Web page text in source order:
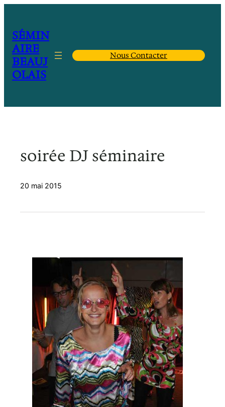
contenu
SÉMIN
AIRE
BEAUJ
OLAIS
Nous Contacter
soirée DJ séminaire
20 mai 2015